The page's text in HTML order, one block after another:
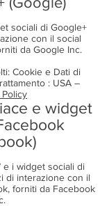
sociali di Google+
con il social
da Google Inc.
Cookie e Dati di
: USA –
Policy
e widget
e i widget sociali di
di interazione con il
forniti da Facebook